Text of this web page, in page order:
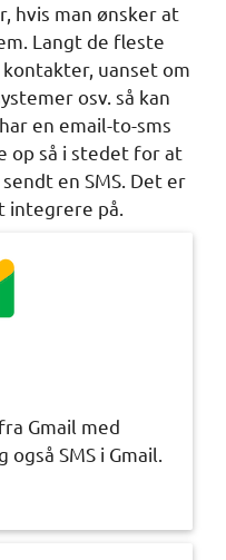
hvis man ønsker at
Langt de fleste
uanset om
osv. så kan
en email-to-sms
op så i stedet for at
en SMS. Det er
integrere på.
Gmail med
SMS i Gmail.